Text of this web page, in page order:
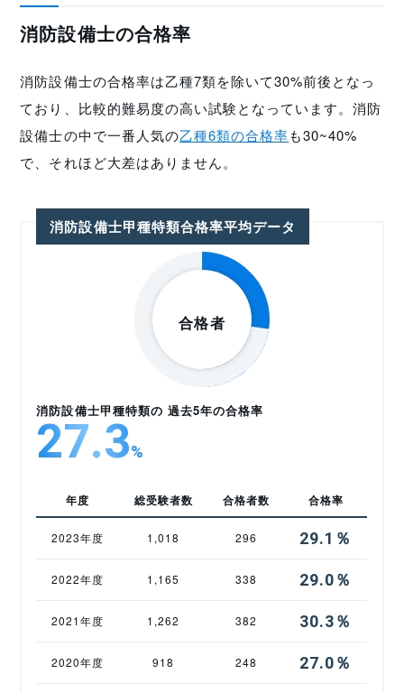
消防設備士の合格率
消防設備士の合格率は乙種7類を除いて30%前後となっ
ており、比較的難易度の高い試験となっています。消防
設備士の中で一番人気の乙種6類の合格率も30~40%
で、それほど大差はありません。
消防設備士甲種特類合格率平均データ
消防設備士甲種特類の 過去5年の合格率
27.3%
年度 総受験者数 合格者数 合格率
2023年度 1,018 296 29.1％
2022年度 1,165 338 29.0％
2021年度 1,262 382 30.3％
2020年度 918 248 27.0％